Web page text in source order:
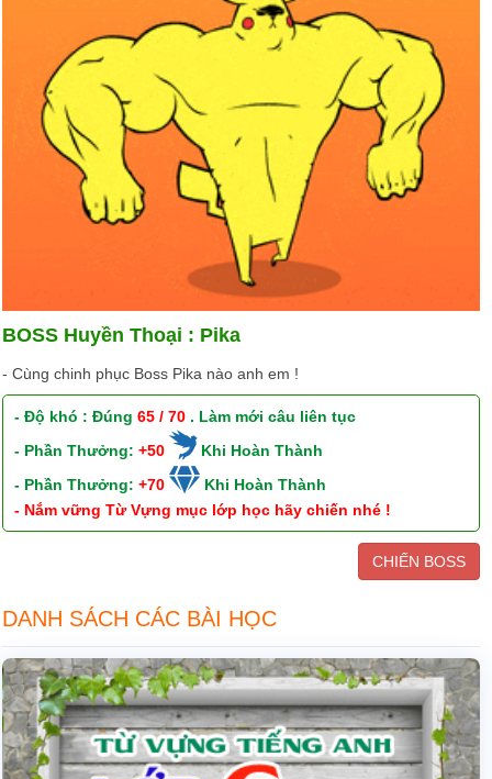
BOSS Huyền Thoại : Pika
- Cùng chinh phục Boss Pika nào anh em !
- Độ khó : Đúng65 / 70 . Làm mới câu liên tục
- Phần Thưởng:+50
Khi Hoàn Thành
- Phần Thưởng:+70
Khi Hoàn Thành
- Nắm vững Từ Vựng mục lớp học hãy chiến nhé !
CHIẾN BOSS
DANH SÁCH CÁC BÀI HỌC